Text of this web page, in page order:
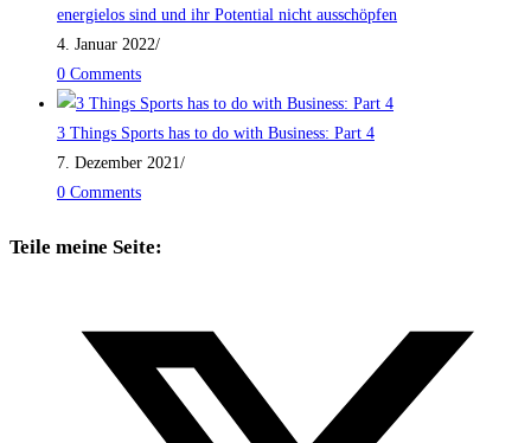
energielos sind und ihr Potential nicht ausschöpfen
4. Januar 2022/
0 Comments
3 Things Sports has to do with Business: Part 4
7. Dezember 2021/
0 Comments
Teile meine Seite: